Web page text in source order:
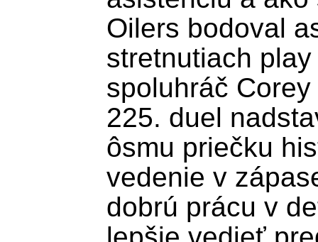
Oilers bodoval
stretnutiach
spoluhráč
225. duel
ôsmu priečku
vedenie v
dobrú prácu v